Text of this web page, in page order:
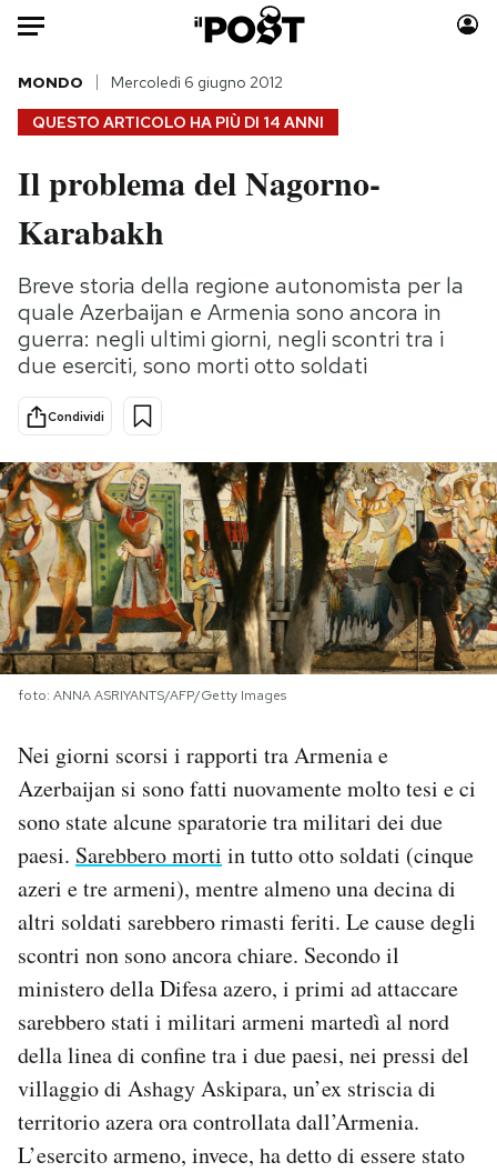
Auto
HOME
Italia
Politica
Tecnologia
Internet
Scienza
Cultura
Economia
Moda
Storie/Idee
Ok Boomer!
Media
Europa
PODCAST
NEWSLETTER
I MIEI PREFERITI
SHOP
CALENDARIO
AREA PERSONALE
Area Personale
Newsletter
Notifiche mobile
Esci
QUESTO ARTICOLO HA PIÙ DI 14 ANNI
MONDO Mercoledì 6 giugno 2012
Il problema del Nagorno-
Karabakh
Breve storia della regione autonomista per la
quale Azerbaijan e Armenia sono ancora in
guerra: negli ultimi giorni, negli scontri tra i
due eserciti, sono morti otto soldati
Condividi
foto: ANNA ASRIYANTS/AFP/Getty Images
Nei giorni scorsi i rapporti tra Armenia e
Azerbaijan si sono fatti nuovamente molto tesi e ci
sono state alcune sparatorie tra militari dei due
paesi. Sarebbero morti in tutto otto soldati (cinque
azeri e tre armeni), mentre almeno una decina di
altri soldati sarebbero rimasti feriti. Le cause degli
scontri non sono ancora chiare. Secondo il
ministero della Difesa azero, i primi ad attaccare
sarebbero stati i militari armeni martedì al nord
della linea di confine tra i due paesi, nei pressi del
villaggio di Ashagy Askipara, un’ex striscia di
territorio azera ora controllata dall’Armenia.
L’esercito armeno, invece, ha detto di essere stato